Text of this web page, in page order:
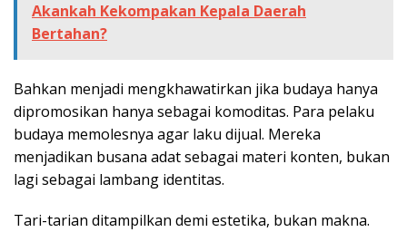
Akankah Kekompakan Kepala Daerah
Bertahan?
Bahkan menjadi mengkhawatirkan jika budaya hanya
dipromosikan hanya sebagai komoditas. Para pelaku
budaya memolesnya agar laku dijual. Mereka
menjadikan busana adat sebagai materi konten, bukan
lagi sebagai lambang identitas.
Tari-tarian ditampilkan demi estetika, bukan makna.